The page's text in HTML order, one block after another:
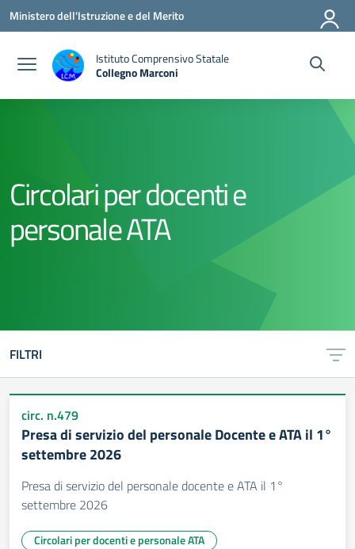
Vai ai contenuti
Vai al menu di navigazione
Vai al footer
Ministero dell'Istruzione e del Merito
Istituto Comprensivo Statale
Collegno Marconi
Circolari per docenti e
personale ATA
FILTRI
circ. n.479
Presa di servizio del personale Docente e ATA il 1°
settembre 2026
Presa di servizio del personale docente e ATA il 1°
settembre 2026
Circolari per docenti e personale ATA